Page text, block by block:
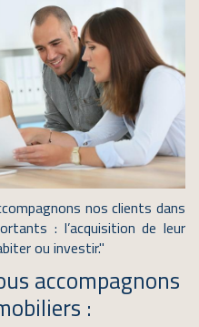
nos clients dans
: l’acquisition de leur
ou investir."
accompagnons
: